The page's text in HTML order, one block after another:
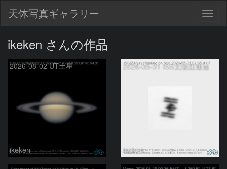
天体写真ギャラリー
ikeken さんの作品
2026-08-02 UT土星
ikeken
2026-05-31 ISS太陽面通過
ikeken